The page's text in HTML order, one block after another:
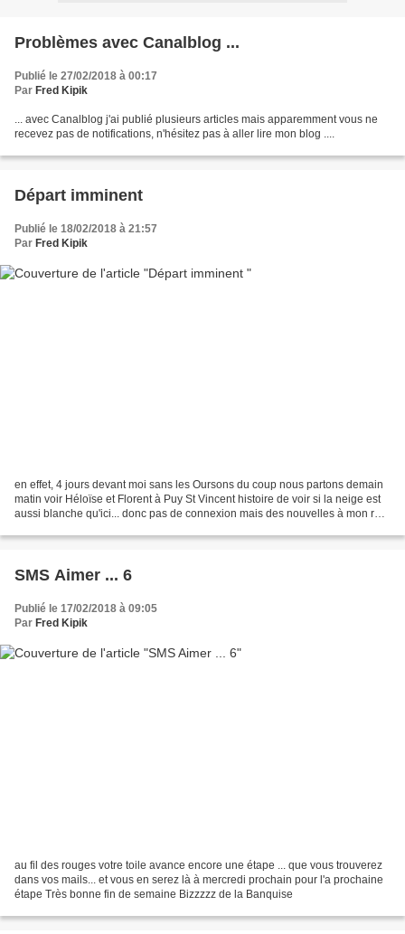
Problèmes avec Canalblog ...
Publié le 27/02/2018 à 00:17
Par Fred Kipik
... avec Canalblog j'ai publié plusieurs articles mais apparemment vous ne
recevez pas de notifications, n'hésitez pas à aller lire mon blog ....
Départ imminent
Publié le 18/02/2018 à 21:57
Par Fred Kipik
en effet, 4 jours devant moi sans les Oursons du coup nous partons demain
matin voir Héloïse et Florent à Puy St Vincent histoire de voir si la neige est
aussi blanche qu'ici... donc pas de connexion mais des nouvelles à mon ret
SMS Aimer ... 6
Publié le 17/02/2018 à 09:05
Par Fred Kipik
au fil des rouges votre toile avance encore une étape ... que vous trouverez
dans vos mails... et vous en serez là à mercredi prochain pour l'a prochaine
étape Très bonne fin de semaine Bizzzzz de la Banquise